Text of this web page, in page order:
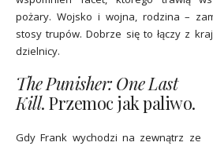
pożary. Wojsko i wojna, rodzina –
stosy trupów. Dobrze się to łączy z
dzielnicy.
The Punisher: One Last
Kill. Przemoc jak paliwo.
Gdy Frank wychodzi na zewnątrz ze